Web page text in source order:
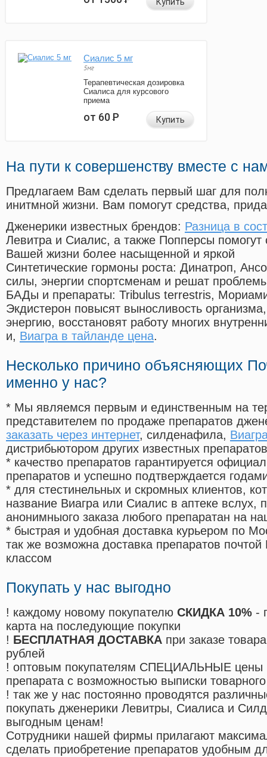
Купить
Сиалис 5 мг
5мг
Терапевтическая дозировка
Сиалиса для курсового
приема
от 60Р Купить
На пути к совершенству вместе с
Предлагаем Вам сделать первый шаг для
инитмной жизни. Вам помогут средства,
Дженерики известных брендов: Разница в
Левитра и Сиалис, а также Попперсы помогут
Вашей жизни более насыщенной и яркой
Синтетические гормоны роста: Динатроп,
силы, энергии спортсменам и решат
БАДы и препараты: Tribulus terrestris,
Экдистерон повысят выносливость
энергию, восстановят работу многих
и, Виагра в тайланде цена.
Несколько причино объясняющих
именно у нас?
* Мы являемся первым и единственным на
представителем по продаже препаратов
заказать через интернет, силденафила,
дистрибьютором других известных препаратов
* качество препаратов гарантируется
препаратов и успешно подтверждается
* для стестинельных и скромных клиентов,
название Виагра или Сиалис в аптеке вслух,
анонимныого заказа любого препаратан на
* быстрая и удобная доставка курьером по
так же возможна доставка препаратов
классом
Покупать у нас выгодно
! каждому новому покупателю СКИДКА 10% -
карта на последующие покупки
! БЕСПЛАТНАЯ ДОСТАВКА при заказе
рублей
! оптовым покупателям СПЕЦИАЛЬНЫЕ цены
препарата с возможностью выписки
! так же у нас постоянно проводятся
покупать дженерики Левитры, Сиалиса и
выгодным ценам!
Cотрудники нашей фирмы прилагают
сделать приобретение препаратов удобным